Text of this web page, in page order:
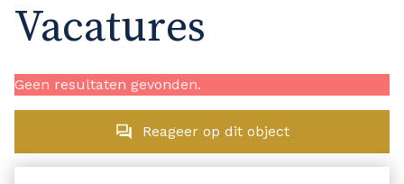
Vacatures
Geen resultaten gevonden.
Reageer op dit object